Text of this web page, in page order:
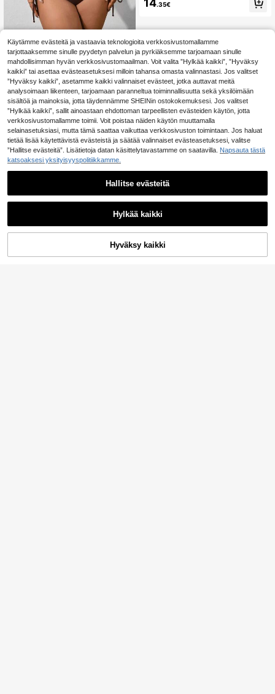
Swim SXY
Swim SXY Plus-kokoinen naisten 2
-osainen yksivärinen kauluraudallin
en korkeavyötäröinen kolmiobikinis
etti, rypytetty muotikasuaalinen uim
apuku
14 .99€ 19.99€
apuku
14.35€
Lisää ostoskoriin
Käytämme evästeitä ja vastaavia teknologioita verkkosivustomallamme
tarjottaaksemme sinulle pyydetyn palvelun ja pyrkiäksemme tarjoamaan sinulle
mahdollisimman hyvän verkkosivustomaailman. Voit valita ”Hylkää kaikki”, ”Hyväksy
kaikki” tai asettaa evästeasetuksesi milloin tahansa omasta valinnastasi. Jos valitset
”Hyväksy kaikki”, asetamme kaikki valinnaiset evästeet, jotka auttavat meitä
analysoimaan liikenteen, tarjoamaan paranneltua toiminnallisuutta sekä yksilöimään
sisältöä ja mainoksia, jotta täydennämme SHEINin ostokokemuksesi. Jos valitset
”Hylkää kaikki”, sallit ainoastaan ehdottoman tarpeellisten evästeiden käytön, jotta
verkkosivustomallamme toimii. Voit poistaa näiden käytön muuttamalla
selainasetuksiasi, mutta tämä saattaa vaikuttaa verkkosivuston toimintaan. Jos haluat
tietää lisää käytettävistä evästeistä ja säätää valinnaiset evästeasetuksesi, valitse
”Hallitse evästeitä”. Lisätietoja datan käsittelytavastamme on saatavilla. Napsauta tästä
katsoaksesi yksityisyyspolitiikkamme.
Hallitse evästeitä
Hylkää kaikki
Hyväksy kaikki